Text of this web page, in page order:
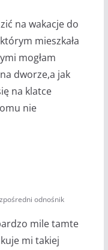
na wakacje do
mieszkała
mogłam
dworze,a jak
na klatce
nie
odnośnik
mile tamte
mi takiej